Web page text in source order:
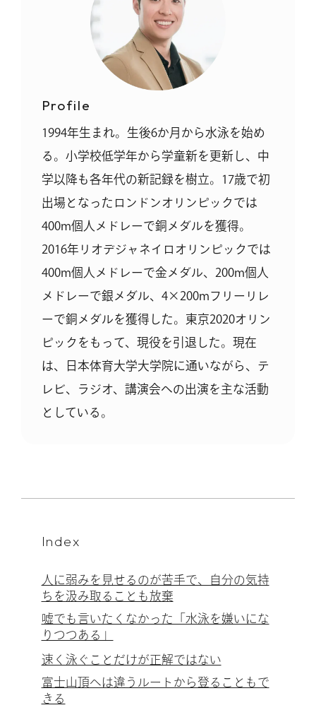
Profile
1994年生まれ。生後6か月から水泳を始め
る。小学校低学年から学童新を更新し、中
学以降も各年代の新記録を樹立。17歳で初
出場となったロンドンオリンピックでは
400m個人メドレーで銅メダルを獲得。
2016年リオデジャネイロオリンピックでは
400m個人メドレーで金メダル、200m個人
メドレーで銀メダル、4×200mフリーリレ
ーで銅メダルを獲得した。東京2020オリン
ピックをもって、現役を引退した。現在
は、日本体育大学大学院に通いながら、テ
レビ、ラジオ、講演会への出演を主な活動
としている。
Index
人に弱みを見せるのが苦手で、自分の気持
ちを汲み取ることも放棄
嘘でも言いたくなかった「水泳を嫌いにな
りつつある」
速く泳ぐことだけが正解ではない
富士山頂へは違うルートから登ることもで
きる